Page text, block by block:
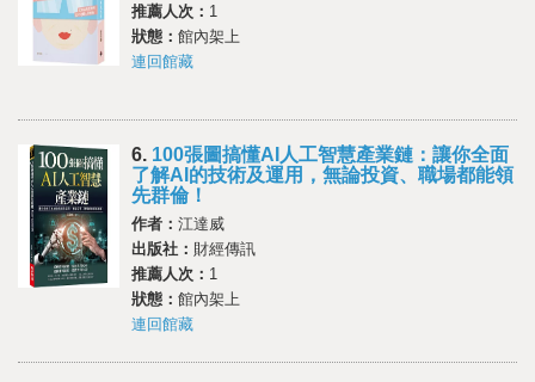
推薦人次： 1
狀態： 館內架上
連回館藏
6. 100張圖搞懂AI人工智慧產業鏈：讓你全面
了解AI的技術及運用，無論投資、職場都能領
先群倫！
作者： 江達威
出版社： 財經傳訊
推薦人次： 1
狀態： 館內架上
連回館藏